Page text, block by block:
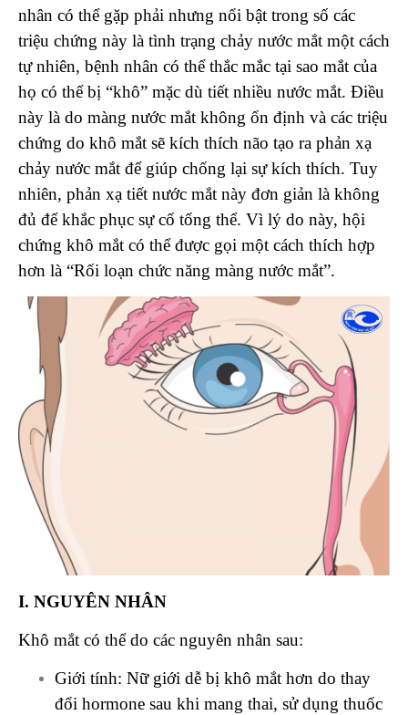
nhân có thể gặp phải nhưng nổi bật trong số các
triệu chứng này là tình trạng chảy nước mắt một cách
tự nhiên, bệnh nhân có thể thắc mắc tại sao mắt của
họ có thể bị “khô” mặc dù tiết nhiều nước mắt. Điều
này là do màng nước mắt không ổn định và các triệu
chứng do khô mắt sẽ kích thích não tạo ra phản xạ
chảy nước mắt để giúp chống lại sự kích thích. Tuy
nhiên, phản xạ tiết nước mắt này đơn giản là không
đủ để khắc phục sự cố tổng thể. Vì lý do này, hội
chứng khô mắt có thể được gọi một cách thích hợp
hơn là “Rối loạn chức năng màng nước mắt”.
I. NGUYÊN NHÂN
Khô mắt có thể do các nguyên nhân sau:
Giới tính: Nữ giới dễ bị khô mắt hơn do thay
đổi hormone sau khi mang thai, sử dụng thuốc